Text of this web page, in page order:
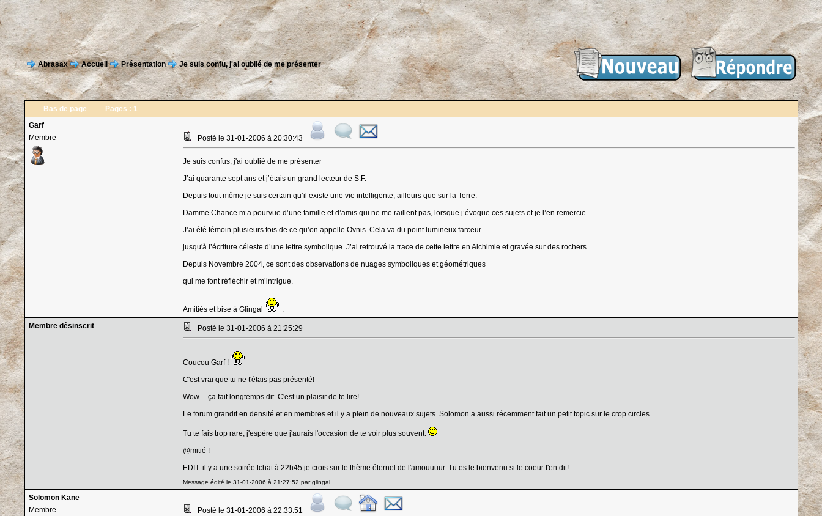
Abrasax Accueil Présentation Je suis confu, j'ai oublié de me présenter
Bas de page Pages : 1
Garf
Membre
Posté le 31-01-2006 à 20:30:43
Je suis confus, j'ai oublié de me présenter
J’ai quarante sept ans et j’étais un grand lecteur de S.F.
Depuis tout môme je suis certain qu’il existe une vie intelligente, ailleurs que sur la Terre.
Damme Chance m’a pourvue d’une famille et d’amis qui ne me raillent pas, lorsque j’évoque ces sujets et je l’en remercie.
J’ai été témoin plusieurs fois de ce qu’on appelle Ovnis. Cela va du point lumineux farceur
jusqu'à l’écriture céleste d’une lettre symbolique. J’ai retrouvé la trace de cette lettre en Alchimie et gravée sur des rochers.
Depuis Novembre 2004, ce sont des observations de nuages symboliques et géométriques
qui me font réfléchir et m’intrigue.
Amitiés et bise à Glingal
.
Membre désinscrit
Posté le 31-01-2006 à 21:25:29
Coucou Garf !
C'est vrai que tu ne t'étais pas présenté!
Wow.... ça fait longtemps dit. C'est un plaisir de te lire!
Le forum grandit en densité et en membres et il y a plein de nouveaux sujets. Solomon a aussi récemment fait un petit topic sur le crop circles.
Tu te fais trop rare, j'espère que j'aurais l'occasion de te voir plus souvent.
@mitié !
EDIT: il y a une soirée tchat à 22h45 je crois sur le thème éternel de l'amouuuur. Tu es le bienvenu si le coeur t'en dit!
Message édité le 31-01-2006 à 21:27:52 par glingal
Solomon Kane
Membre
Posté le 31-01-2006 à 22:33:51